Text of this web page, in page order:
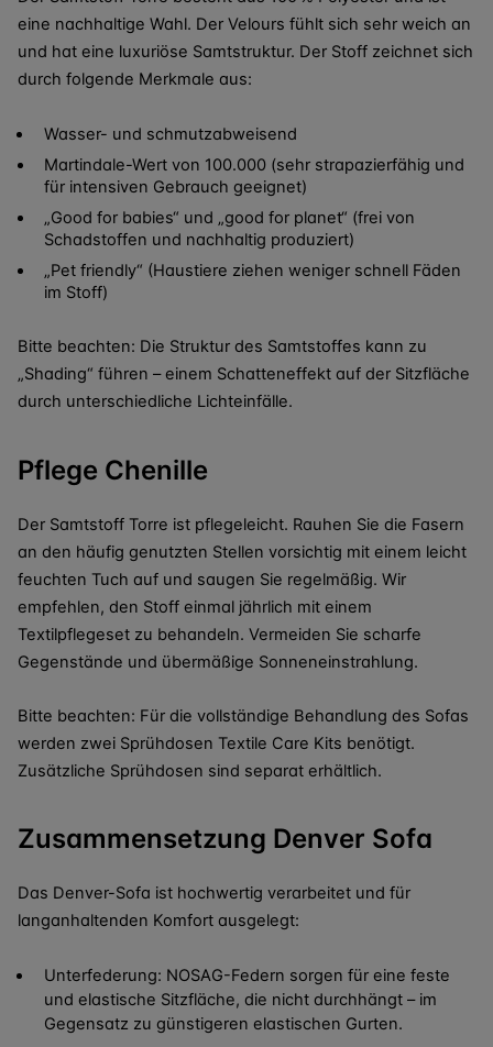
eine nachhaltige Wahl. Der Velours fühlt sich sehr weich an
und hat eine luxuriöse Samtstruktur. Der Stoff zeichnet sich
durch folgende Merkmale aus:
Wasser- und schmutzabweisend
Martindale-Wert von 100.000 (sehr strapazierfähig und
für intensiven Gebrauch geeignet)
„Good for babies“ und „good for planet“ (frei von
Schadstoffen und nachhaltig produziert)
„Pet friendly“ (Haustiere ziehen weniger schnell Fäden
im Stoff)
Bitte beachten: Die Struktur des Samtstoffes kann zu
„Shading“ führen – einem Schatteneffekt auf der Sitzfläche
durch unterschiedliche Lichteinfälle.
Pflege Chenille
Der Samtstoff Torre ist pflegeleicht. Rauhen Sie die Fasern
an den häufig genutzten Stellen vorsichtig mit einem leicht
feuchten Tuch auf und saugen Sie regelmäßig. Wir
empfehlen, den Stoff einmal jährlich mit einem
Textilpflegeset zu behandeln. Vermeiden Sie scharfe
Gegenstände und übermäßige Sonneneinstrahlung.
Bitte beachten: Für die vollständige Behandlung des Sofas
werden zwei Sprühdosen Textile Care Kits benötigt.
Zusätzliche Sprühdosen sind separat erhältlich.
Zusammensetzung Denver Sofa
Das Denver-Sofa ist hochwertig verarbeitet und für
langanhaltenden Komfort ausgelegt:
Unterfederung: NOSAG-Federn sorgen für eine feste
und elastische Sitzfläche, die nicht durchhängt – im
Gegensatz zu günstigeren elastischen Gurten.